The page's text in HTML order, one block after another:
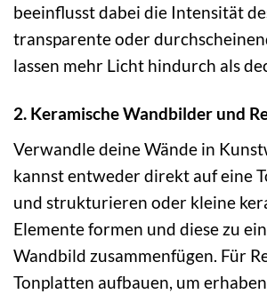
beeinflusst dabei die Intensität
transparente oder
lassen mehr Licht hindurch als
2. Keramische Wandbilder und
Verwandle deine Wände in
kannst entweder direkt auf eine
und strukturieren oder kleine
Elemente formen und diese zu
Wandbild zusammenfügen. Für
Tonplatten aufbauen, um